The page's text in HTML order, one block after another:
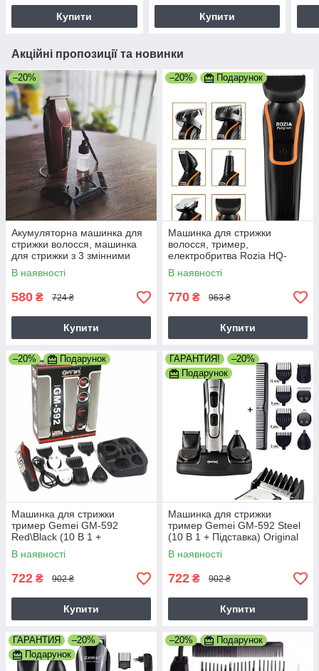
Купити Купити
Акційні пропозиції та новинки
–20%
Акумуляторна машинка для
стрижки волосся, машинка
для стрижки з 3 змінними
насадками бездротова, DSP-
90339-A
В наявності
580 ₴ 724 ₴
Купити
–20% Подарунок
Машинка для стрижки
волосся, тример,
електробритва Rozia HQ-
5100 (6 насадок)
В наявності
770 ₴ 963 ₴
Купити
–20% Подарунок
Машинка для стрижки
тример Gemei GM-592
Red\Black (10 В 1 +
Підставка) Original
В наявності
722 ₴ 902 ₴
Купити
ГАРАНТИЯ!
–20%
Подарунок
Машинка для стрижки
тример Gemei GM-592 Steel
(10 В 1 + Підставка) Original
В наявності
722 ₴ 902 ₴
Купити
ГАРАНТИЯ
–20%
Подарунок
–20% Подарунок